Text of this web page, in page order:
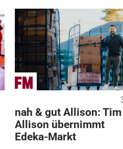
nah & gut Allison: Tim
Allison übernimmt
Edeka-Markt